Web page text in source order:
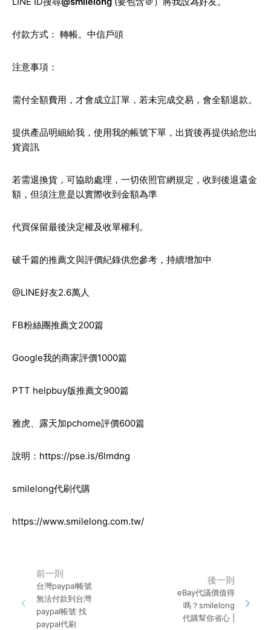
付款方式： 轉帳。中信戶頭
注意事項：
需付全額費用，才會成立訂單，若未完成交易，會全額退款。
提供產品明細給我，使用我的帳號下單，出貨後再提供給您出
貨資訊
若需退換貨，可協助處理，一切依照官網規定，收到後退還金
額，但須注意是以實際收到金額為準
代買保留最後決定權及收單權利。
破千篇的推薦文與評價紀錄供您參考，持續增加中
@LINE好友2.6萬人
FB粉絲團推薦文200篇
Google我的商家評價1000篇
PTT helpbuy版推薦文900篇
雅虎、露天加pchome評價600篇
說明： https://pse.is/6lmdng
smilelong代刷代購
https://www.smilelong.com.tw/
前一則
台灣paypal帳號
無法付款到台灣
paypal帳號 找
paypal代刷
後一則
eBay代議價值得
嗎？smilelong
代購幫你省心 |